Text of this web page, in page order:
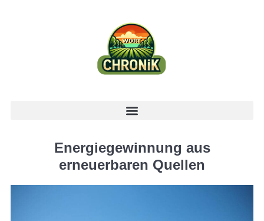
Energiegewinnung aus
erneuerbaren Quellen